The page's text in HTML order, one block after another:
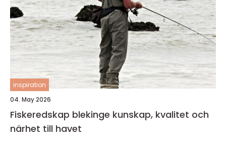
inspiration
04. May 2026
Fiskeredskap blekinge kunskap, kvalitet och
närhet till havet